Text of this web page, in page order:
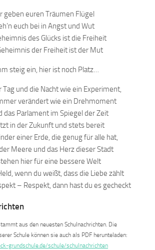
geben euren Träumen Flügel
euch bei in Angst und Wut
des Glücks ist die Freiheit
der Freiheit ist der Mut
steig ein, hier ist noch Platz…
Tag und die Nacht wie ein Experiment,
verändert wie ein Drehmoment
das Parlament im Spiegel der Zeit
in der Zukunft und stets bereit
einer Erde, die genug für alle hat,
Meere und das Herz dieser Stadt
hier für eine bessere Welt
wenn du weißt, dass die Liebe zählt
– Respekt, dann hast du es gecheckt
aus den neuesten Schulnachrichten. Die
Schule können sie auch als PDF herunteladen:
grundschule.de/schule/schulnachrichten